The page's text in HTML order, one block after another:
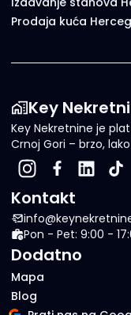
Prodaja kuća
Key
Key Nekretnine je
Crnoj Gori – brzo,
Kontakt
Pon - Pet: 9:00 -
Dodatno
Mapa
Blog